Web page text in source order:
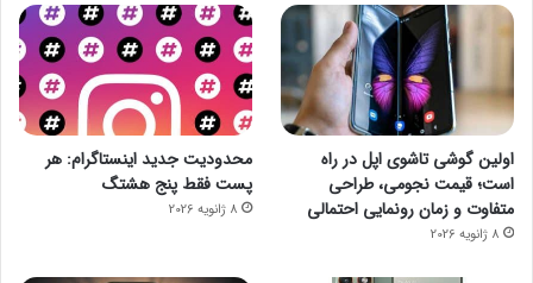
اولین گوشی تاشوی اپل در راه
است؛ قیمت نجومی، طراحی
متفاوت و زمان رونمایی احتمالی
8 ژانویه 2026
محدودیت جدید اینستاگرام: هر
پست فقط پنج هشتگ
8 ژانویه 2026